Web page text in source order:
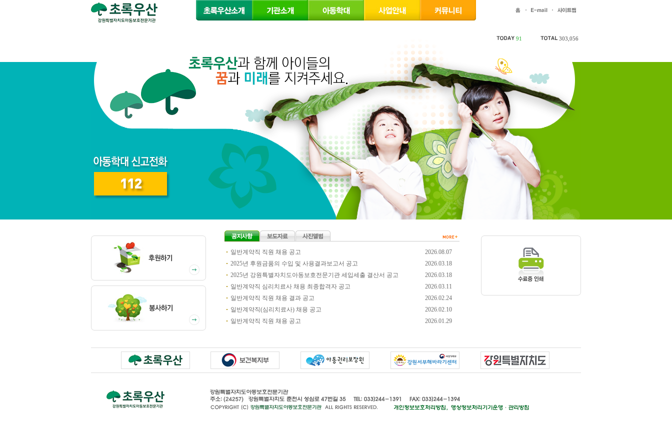
91 303,056
일반계약직 직원 채용 공고
2026.08.07
2025년 후원금품의 수입 및 사용결과보고서 공고
2026.03.18
2025년 강원특별자치도아동보호전문기관 세입세출 결산서 공고
2026.03.18
일반계약직 심리치료사 채용 최종합격자 공고
2026.03.11
일반계약직 직원 채용 결과 공고
2026.02.24
일반계약직(심리치료사) 채용 공고
2026.02.10
일반계약직 직원 채용 공고
2026.01.29